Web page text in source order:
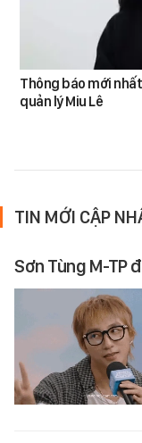
Thông báo mới
quản lý Miu Lê
TIN MỚI CẬP
Sơn Tùng M-TP